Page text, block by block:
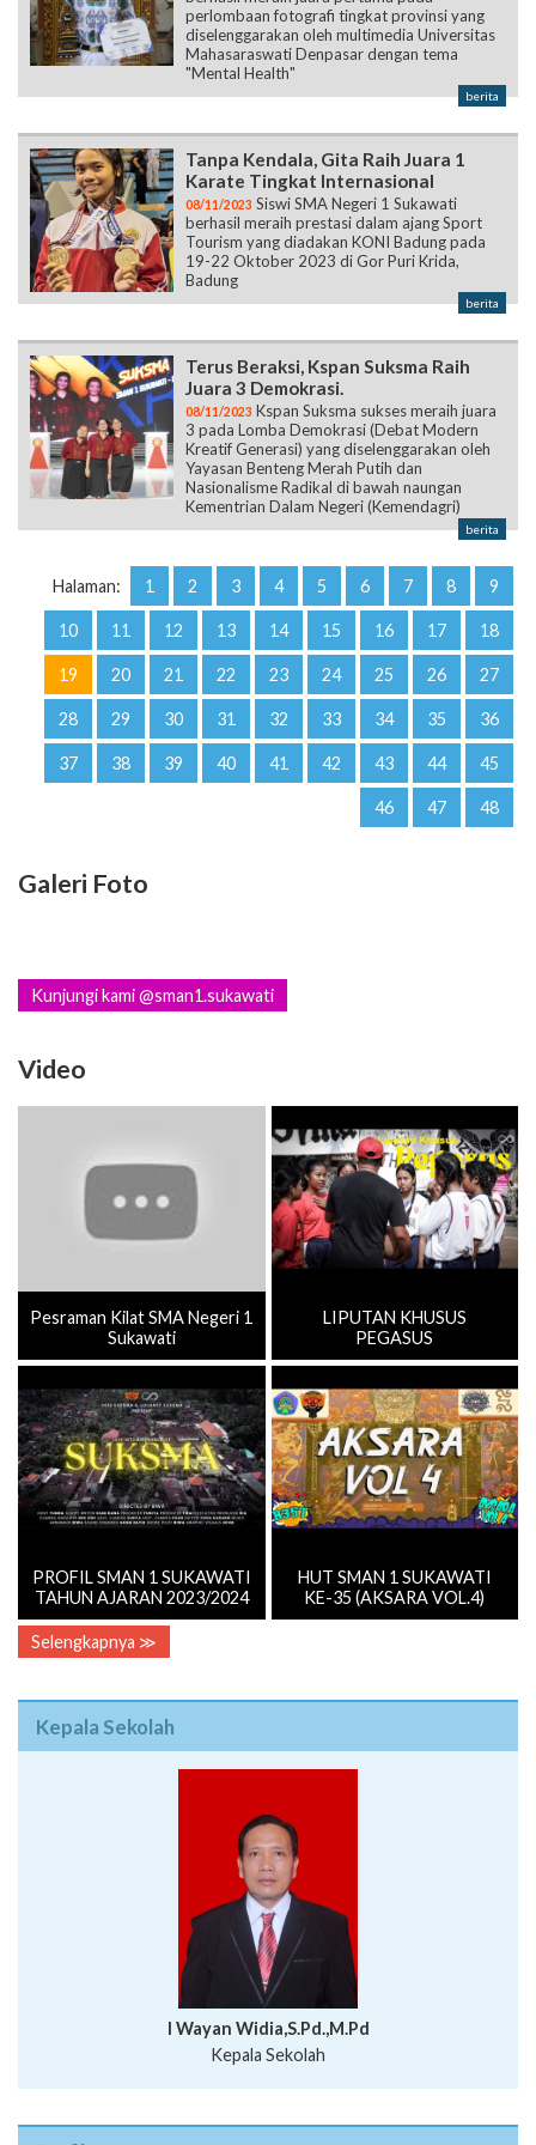
perlombaan fotografi tingkat provinsi yang
diselenggarakan oleh multimedia Universitas
Mahasaraswati Denpasar dengan tema
"Mental Health"
berita
Tanpa Kendala, Gita Raih Juara 1
Karate Tingkat Internasional
08/11/2023 Siswi SMA Negeri 1 Sukawati
berhasil meraih prestasi dalam ajang Sport
Tourism yang diadakan KONI Badung pada
19-22 Oktober 2023 di Gor Puri Krida,
Badung
berita
Terus Beraksi, Kspan Suksma Raih
Juara 3 Demokrasi.
08/11/2023 Kspan Suksma sukses meraih juara
3 pada Lomba Demokrasi (Debat Modern
Kreatif Generasi) yang diselenggarakan oleh
Yayasan Benteng Merah Putih dan
Nasionalisme Radikal di bawah naungan
Kementrian Dalam Negeri (Kemendagri)
berita
Halaman: 1 2 3 4 5 6 7 8 9
10 11 12 13 14 15 16 17 18
19 20 21 22 23 24 25 26 27
28 29 30 31 32 33 34 35 36
37 38 39 40 41 42 43 44 45
46 47 48
Galeri Foto
Kunjungi kami @sman1.sukawati
Video
Pesraman Kilat SMA Negeri 1
Sukawati
LIPUTAN KHUSUS
PEGASUS
PROFIL SMAN 1 SUKAWATI
TAHUN AJARAN 2023/2024
HUT SMAN 1 SUKAWATI
KE-35 (AKSARA VOL.4)
Selengkapnya ≫
Kepala Sekolah
I Wayan Widia,S.Pd.,M.Pd
Kepala Sekolah